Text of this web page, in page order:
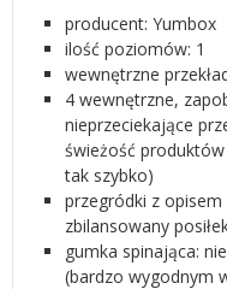
producent: Yumbox
ilość poziomów: 1
wewnętrzne
4 wewnętrzne,
nieprzeciekające
świeżość
tak szybko)
przegródki z
zbilansowany
gumka spinająca:
(bardzo wygodnym